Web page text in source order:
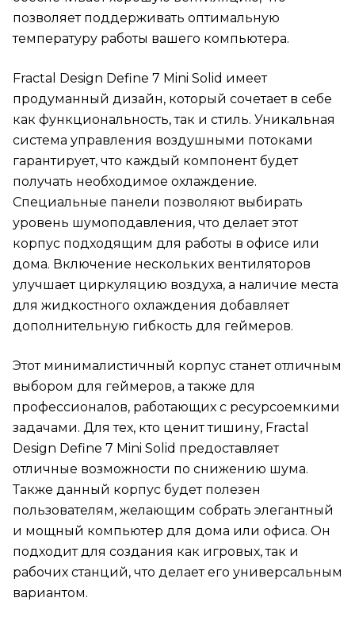
позволяет поддерживать оптимальную
температуру работы вашего компьютера.
Fractal Design Define 7 Mini Solid имеет
продуманный дизайн, который сочетает в себе
как функциональность, так и стиль. Уникальная
система управления воздушными потоками
гарантирует, что каждый компонент будет
получать необходимое охлаждение.
Специальные панели позволяют выбирать
уровень шумоподавления, что делает этот
корпус подходящим для работы в офисе или
дома. Включение нескольких вентиляторов
улучшает циркуляцию воздуха, а наличие места
для жидкостного охлаждения добавляет
дополнительную гибкость для геймеров.
Этот минималистичный корпус станет отличным
выбором для геймеров, а также для
профессионалов, работающих с ресурсоемкими
задачами. Для тех, кто ценит тишину, Fractal
Design Define 7 Mini Solid предоставляет
отличные возможности по снижению шума.
Также данный корпус будет полезен
пользователям, желающим собрать элегантный
и мощный компьютер для дома или офиса. Он
подходит для создания как игровых, так и
рабочих станций, что делает его универсальным
вариантом.